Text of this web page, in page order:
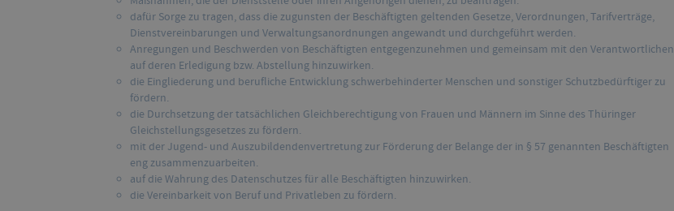
dafür Sorge zu tragen, dass die zugunsten der Beschäftigten geltenden Gesetze, Verordnungen, Tarifverträge,
Dienstvereinbarungen und Verwaltungsanordnungen angewandt und durchgeführt werden.
Anregungen und Beschwerden von Beschäftigten entgegenzunehmen und gemeinsam mit den Verantwortlichen
auf deren Erledigung bzw. Abstellung hinzuwirken.
die Eingliederung und berufliche Entwicklung schwerbehinderter Menschen und sonstiger Schutzbedürftiger zu
fördern.
die Durchsetzung der tatsächlichen Gleichberechtigung von Frauen und Männern im Sinne des Thüringer
Gleichstellungsgesetzes zu fördern.
mit der Jugend- und Auszubildendenvertretung zur Förderung der Belange der in § 57 genannten Beschäftigten
eng zusammenzuarbeiten.
auf die Wahrung des Datenschutzes für alle Beschäftigten hinzuwirken.
die Vereinbarkeit von Beruf und Privatleben zu fördern.